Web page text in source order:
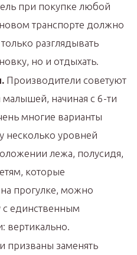
при покупке любой
транспорте должно
разглядывать
но и отдыхать.
Производители советуют
малышей, начиная с 6-ти
многие варианты
несколько уровней
лежа, полусидя,
которые
прогулке, можно
с единственным
вертикально.
призваны заменять